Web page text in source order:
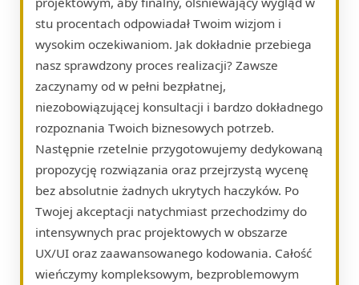
stu procentach odpowiadał Twoim wizjom i
wysokim oczekiwaniom. Jak dokładnie przebiega
nasz sprawdzony proces realizacji? Zawsze
zaczynamy od w pełni bezpłatnej,
niezobowiązującej konsultacji i bardzo dokładnego
rozpoznania Twoich biznesowych potrzeb.
Następnie rzetelnie przygotowujemy dedykowaną
propozycję rozwiązania oraz przejrzystą wycenę
bez absolutnie żadnych ukrytych haczyków. Po
Twojej akceptacji natychmiast przechodzimy do
intensywnych prac projektowych w obszarze
UX/UI oraz zaawansowanego kodowania. Całość
wieńczymy kompleksowym, bezproblemowym